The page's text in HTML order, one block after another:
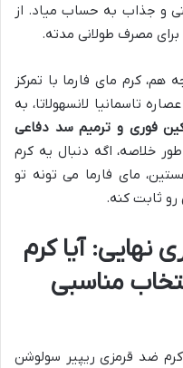
و جذاب به حساب میاد. از
مصرف طولانی مدته.
کرم مای فارما با تمرکز
تاسمانیا لانسهولاتا، به
فوری و ترمیم سد دفاعی
خلاصه، اگه دنبال یه کرم
مای فارما می تونه تو
رو ثابت کنه.
نهایی: آیا کرم
مناسبی
ضد قرمزی ریپیر سولوشن